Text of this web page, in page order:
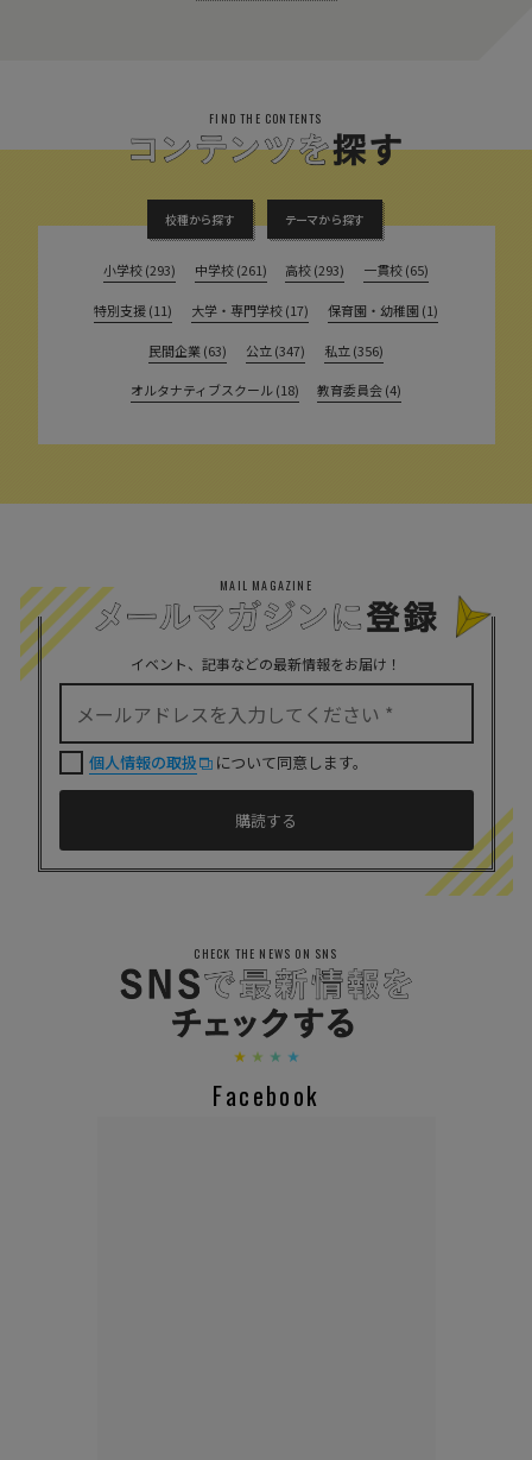
FIND THE CONTENTS
校種から探す テーマから探す
小学校 (293) 中学校 (261) 高校 (293) 一貫校 (65)
特別支援 (11) 大学・専門学校 (17) 保育園・幼稚園 (1)
民間企業 (63) 公立 (347) 私立 (356)
オルタナティブスクール (18) 教育委員会 (4)
MAIL MAGAZINE
イベント、記事などの最新情報をお届け！
個人情報の取扱 について同意します。
CHECK THE NEWS ON SNS
Facebook